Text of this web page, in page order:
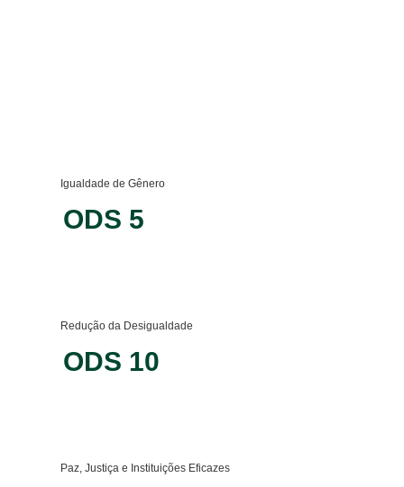
Igualdade de Gênero
ODS 5
Redução da Desigualdade
ODS 10
Paz, Justiça e Instituições Eficazes